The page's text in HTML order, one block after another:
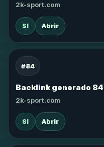
2k-sport.com
SI Abrir
#84
Backlink generado 84
2k-sport.com
SI Abrir